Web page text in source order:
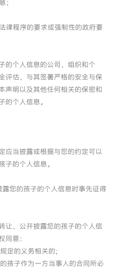
；
律程序的要求或强制性的政府要
的个人信息的公司、组织和个
评估，与其签署严格的安全与保
声明以及其他任何相关的保密和
的个人信息。
应当披露或根据与您的约定可以
子的个人信息。
您的孩子的个人信息时事先征得
让、公开披露您的孩子的个人信
同意：
定的义务相关的;
孩子作为一方当事人的合同所必